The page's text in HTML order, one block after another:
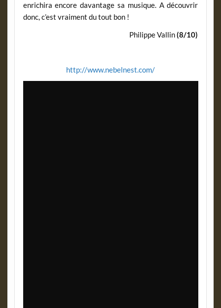
enrichira encore davantage sa musique. A découvrir
donc, c’est vraiment du tout bon !
Philippe Vallin(8/10)
http://www.nebelnest.com/